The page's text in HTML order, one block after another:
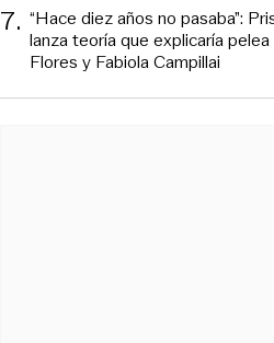
7. “Hace diez años no pasaba”:
lanza teoría que explicaría
Flores y Fabiola Campillai